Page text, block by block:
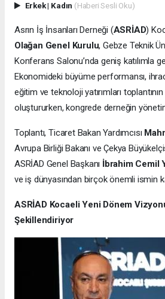
Erkek| Kadın (Haberi Sesli Oku)
Asrın İş İnsanları Derneği (ASRİAD)
Olağan Genel Kurulu, Gebze Teknik
Konferans Salonu’nda geniş katılımla
Ekonomideki büyüme performansı,
eğitim ve teknoloji yatırımları toplantının
oluştururken, kongrede derneğin
Toplantı, Ticaret Bakan Yardımcısı
Avrupa Birliği Bakanı ve Çekya
ASRİAD Genel Başkanı İbrahim Cemil
ve iş dünyasından birçok önemli ismin
ASRİAD Kocaeli Yeni Dönem
Şekillendiriyor